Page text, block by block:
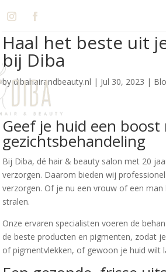
Haal het beste uit
bij Diba
bydibahairandbeauty.nl | Jul 30, 2023 |
Geef je huid een
gezichtsbehandeling
Bij Diba, dé hair & beauty salon met 20
verzorgen. Daarom bieden wij
verzorgen. Of je nu een vrouw of een
stralen.
Onze ervaren specialisten voeren de
de beste producten en pigmenten, zodat
of pigmentvlekken, of gewoon je huid wilt